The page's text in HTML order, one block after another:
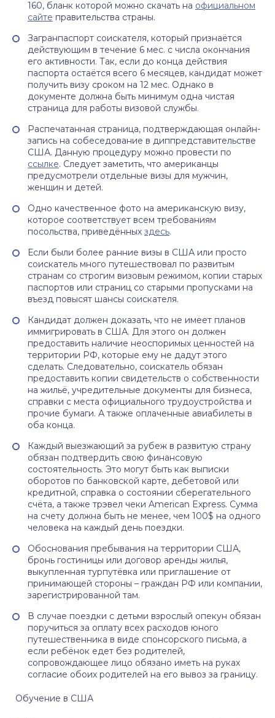
160, бланк которой можно скачать на официальном
сайте правительства страны.
Загранпаспорт соискателя, который признаётся
действующим в течение 6 мес. с числа окончания
его активности. Так, если до конца действия
паспорта остаётся всего 6 месяцев, кандидат может
получить визу сроком на 12 мес. Однако в
документе должна быть минимум одна чистая
страница для работы визовой службы.
Распечатанная страница, подтверждающая онлайн-
запись на собеседование в диппредставительстве
США. Данную процедуру можно провести по
ссылке. Следует заметить, что американцы
предусмотрели отдельные визы для мужчин,
женщин и детей.
Одно качественное фото на американскую визу,
которое соответствует всем требованиям
посольства, приведённых здесь.
Если были более ранние визы в США или просто
соискатель много путешествовал по развитым
странам со строгим визовым режимом, копии старых
паспортов или страниц со старыми пропусками на
въезд повысят шансы соискателя.
Кандидат должен доказать, что не имеет планов
иммигрировать в США. Для этого он должен
предоставить наличие неоспоримых ценностей на
территории РФ, которые ему не дадут этого
сделать. Следовательно, соискатель обязан
предоставить копии свидетельств о собственности
на жильё, учредительные документы для бизнеса,
справки с места официального трудоустройства и
прочие бумаги. А также оплаченные авиабилеты в
оба конца.
Каждый выезжающий за рубеж в развитую страну
обязан подтвердить свою финансовую
состоятельность. Это могут быть как выписки
оборотов по банковской карте, дебетовой или
кредитной, справка о состоянии сберегательного
счёта, а также трэвел чеки American Express. Сумма
на счету должна быть не менее, чем 100$ на одного
человека на каждый день поездки.
Обоснования пребывания на территории США,
бронь гостиницы или договор аренды жилья,
выкупленная турпутёвка или приглашение от
принимающей стороны – граждан РФ или компании,
зарегистрированной там.
В случае поездки с детьми взрослый опекун обязан
поручиться за оплату всех расходов юного
путешественника в виде спонсорского письма, а
если ребёнок едет без родителей,
сопровождающее лицо обязано иметь на руках
согласие обоих родителей на его вывоз за границу.
Обучение в США